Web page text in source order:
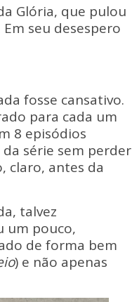
Glória, que pulou
seu desespero
fosse cansativo.
para cada um
8 episódios
série sem perder
claro, antes da
talvez
um pouco,
de forma bem
) e não apenas